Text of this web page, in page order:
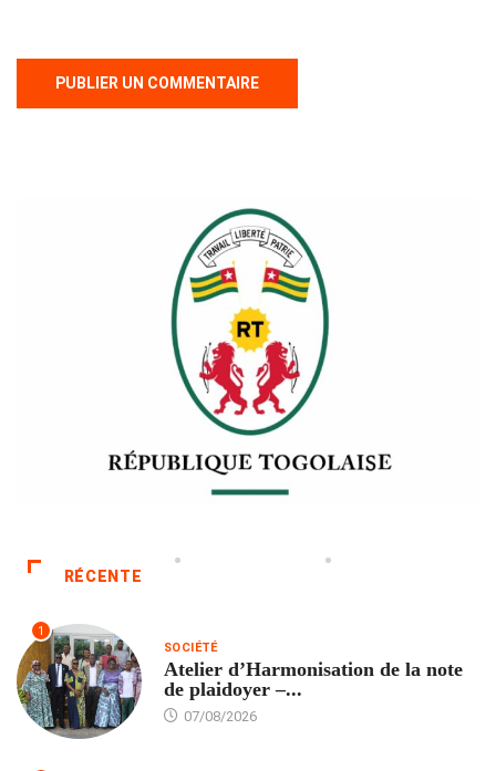
RÉCENTE
1
SOCIÉTÉ
Atelier d’Harmonisation de la note
de plaidoyer –...
07/08/2026